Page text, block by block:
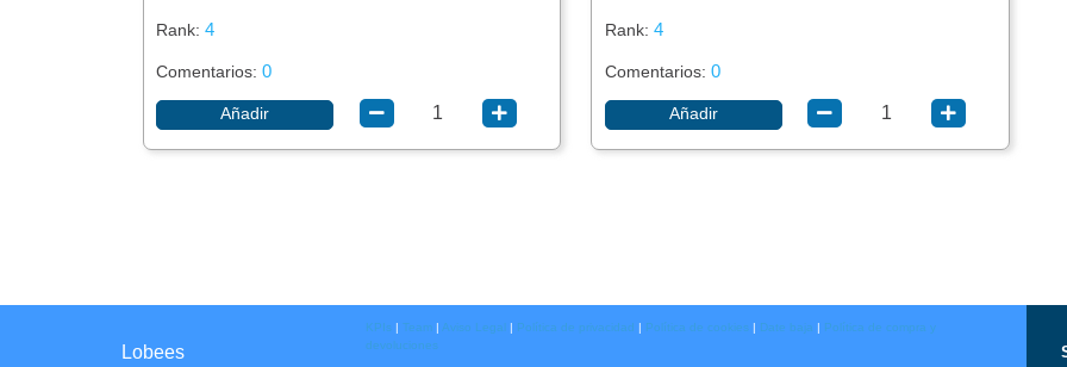
Rank:4
Comentarios:0
Añadir
Rank: 4
Comentarios: 0
Añadir
Lobees
KPIs Team |Aviso Legal Política de privacidad Política de cookies Date baja
Política de compra y
devoluciones